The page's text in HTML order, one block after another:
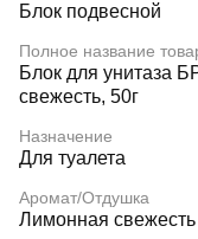
Блок подвесной
Полное название
Блок для унитаза
свежесть, 50г
Назначение
Для туалета
Аромат/Отдушка
Лимонная свежесть